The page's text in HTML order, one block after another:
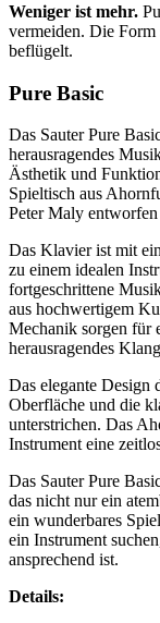
Weniger ist mehr.
vermeiden. Die Form
beflügelt.
Pure Basic
Das Sauter Pure
herausragendes
Ästhetik und
Spieltisch aus
Peter Maly
Das Klavier ist mit
zu einem idealen
fortgeschrittene
aus hochwertigem
Mechanik sorgen für
herausragendes
Das elegante Design
Oberfläche und die
unterstrichen. Das
Instrument eine
Das Sauter Pure
das nicht nur ein
ein wunderbares
ein Instrument
ansprechend ist.
Details: